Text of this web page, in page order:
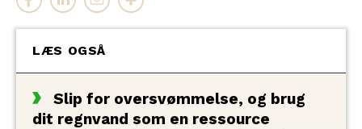
LÆS OGSÅ
Slip for oversvømmelse, og brug
dit regnvand som en ressource